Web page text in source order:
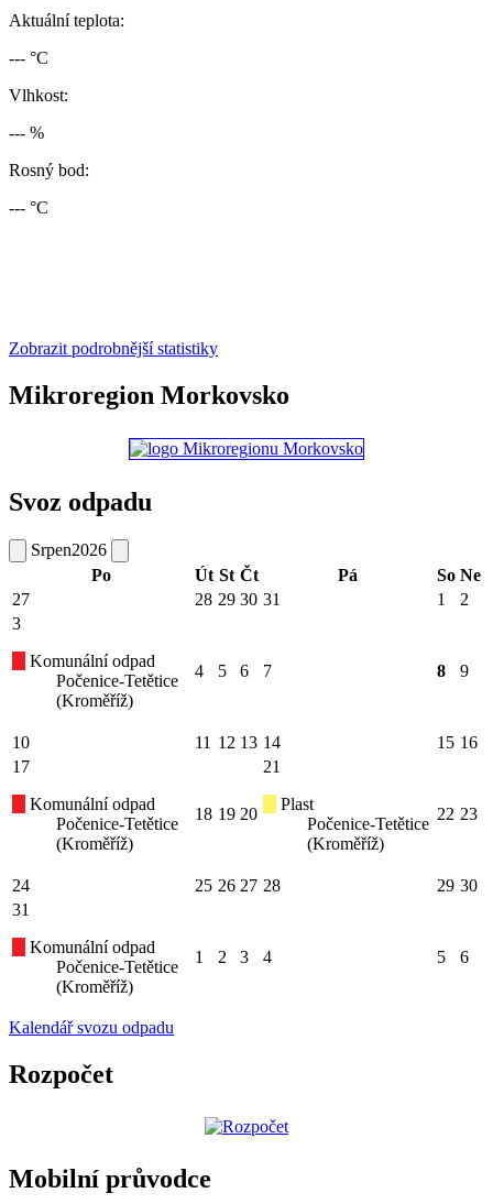
Aktuální teplota:
--- °C
Vlhkost:
--- %
Rosný bod:
--- °C
Zobrazit podrobnější statistiky
Mikroregion Morkovsko
Svoz odpadu
Srpen2026
Po
Út St Čt Pá So Ne
27
28 29 30 31 1
2
3
Komunální odpad
Počenice-Tetětice
(Kroměříž)
4 5 6 7 8 9
10 11 12 13 14 15 16
17
Komunální odpad
Počenice-Tetětice
(Kroměříž)
18 19 20
21
Plast
Počenice-Tetětice
(Kroměříž)
22 23
24 25 26 27 28 29 30
31
Komunální odpad
Počenice-Tetětice
(Kroměříž)
1 2 3 4 5 6
Kalendář svozu odpadu
Rozpočet
Mobilní průvodce